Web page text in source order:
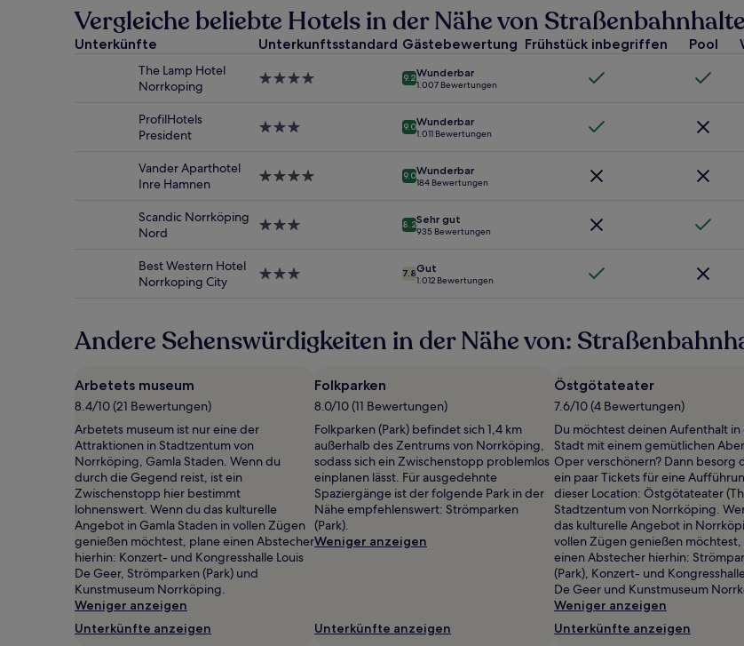
der
in
den
24 Stunden
Aufenthalt
2 Erwachsenen
Verfügbarkeiten
können
Bedingungen
gelten.
Vergleiche beliebte Hotels in der Nähe von
Unterkünfte Unterkunftsstandard Gästebewertung Frühstück inbegriffen Pool
The Lamp Hotel
Norrkoping
4.0-
9.2Wunderbar
1.007 Bewertungen
ProfilHotels
President
3.0-
9.0Wunderbar
1.011 Bewertungen
Vander Aparthotel
Inre Hamnen
4.0-
9.0Wunderbar
184 Bewertungen
Scandic Norrköping
Nord
3.0-
8.2Sehr gut
935 Bewertungen
Best Western Hotel
Norrkoping City
3.0-
7.8Gut
1.012 Bewertungen
Andere Sehenswürdigkeiten in der Nähe von:
Arbetets museum
8.4/10 (21 Bewertungen)
Arbetets museum ist nur eine der
Attraktionen in Stadtzentum von
Norrköping, Gamla Staden. Wenn du
durch die Gegend reist, ist ein
Zwischenstopp hier bestimmt
lohnenswert. Wenn du das kulturelle
Angebot in Gamla Staden in vollen Zügen
genießen möchtest, plane einen Abstecher
hierhin: Konzert- und Kongresshalle Louis
De Geer, Strömparken (Park) und
Kunstmuseum Norrköping.
Weniger anzeigen
Unterkünfte anzeigen
Folkparken
8.0/10 (11 Bewertungen)
Folkparken (Park) befindet sich 1,4 km
außerhalb des Zentrums von Norrköping,
sodass sich ein Zwischenstopp problemlos
einplanen lässt. Für ausgedehnte
Spaziergänge ist der folgende Park in der
Nähe empfehlenswert: Strömparken
(Park).
Weniger anzeigen
Unterkünfte anzeigen
Östgötateater
7.6/10 (4 Bewertungen)
Du möchtest deinen Aufenthalt in
Stadt mit einem gemütlichen
Oper verschönern? Dann besorg
ein paar Tickets für eine
dieser Location: Östgötateater
Stadtzentum von Norrköping.
das kulturelle Angebot in
vollen Zügen genießen möchtest,
einen Abstecher hierhin:
(Park), Konzert- und
De Geer und Kunstmuseum
Weniger anzeigen
Unterkünfte anzeigen